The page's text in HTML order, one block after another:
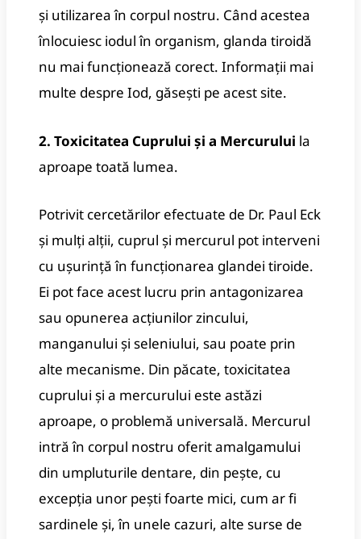
și utilizarea în corpul nostru. Când acestea
înlocuiesc iodul în organism, glanda tiroidă
nu mai funcționează corect. Informații mai
multe despre Iod, găsești pe acest site.
2. Toxicitatea Cuprului și a Mercurului la
aproape toată lumea.
Potrivit cercetărilor efectuate de Dr. Paul Eck
și mulți alții, cuprul și mercurul pot interveni
cu ușurință în funcționarea glandei tiroide.
Ei pot face acest lucru prin antagonizarea
sau opunerea acțiunilor zincului,
manganului și seleniului, sau poate prin
alte mecanisme. Din păcate, toxicitatea
cuprului și a mercurului este astăzi
aproape, o problemă universală. Mercurul
intră în corpul nostru oferit amalgamului
din umpluturile dentare, din pește, cu
excepția unor pești foarte mici, cum ar fi
sardinele și, în unele cazuri, alte surse de